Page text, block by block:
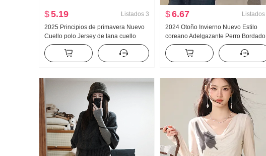
$5.19 Listados 3
2025 Principios de primavera Nuevo
Cuello polo Jersey de lana cuello
vuelto Suéter Chaqueta de punto
Estilo Top Suéter de punto
$6.67 Listados
2024 Otoño Invierno Nuevo Estilo
coreano Adelgazante Perro Bordado
Mitad Cremallera Con capucha
Acolchado Molienda LANA Corto
Sudadera Top Mujer